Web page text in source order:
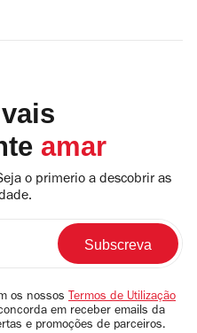
amar
o primerio a descobrir as
os nossos Termos de Utilização
em receber emails da
e promoções de parceiros.